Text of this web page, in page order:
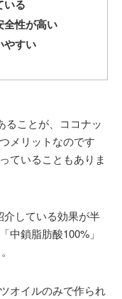
いる
全性が高い
やすい
ることが、ココナッ
メリットなのです
ていることもありま
している効果が半
中鎖脂肪酸100%」
オイルのみで作られ